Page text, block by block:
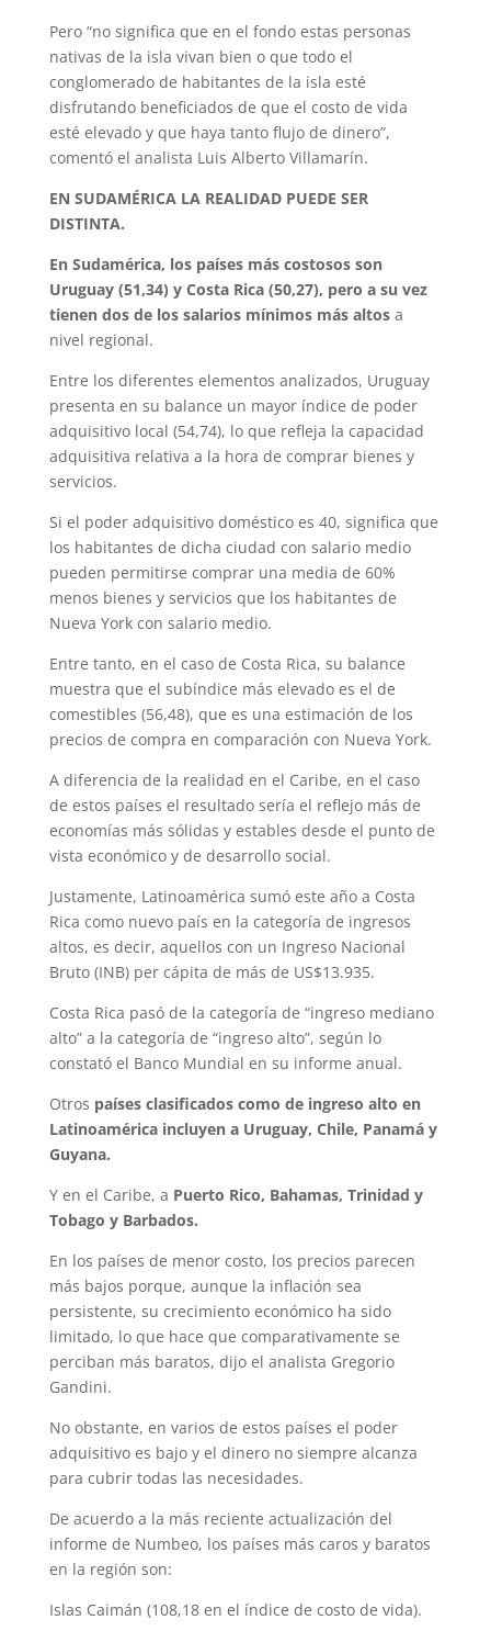
Pero “no significa que en el fondo estas personas
nativas de la isla vivan bien o que todo el
conglomerado de habitantes de la isla esté
disfrutando beneficiados de que el costo de vida
esté elevado y que haya tanto flujo de dinero”,
comentó el analista Luis Alberto Villamarín.
EN SUDAMÉRICA LA REALIDAD PUEDE SER
DISTINTA.
En Sudamérica, los países más costosos son
Uruguay (51,34) y Costa Rica (50,27), pero a su vez
tienen dos de los salarios mínimos más altosa
nivel regional.
Entre los diferentes elementos analizados, Uruguay
presenta en su balance un mayor índice de poder
adquisitivo local (54,74), lo que refleja la capacidad
adquisitiva relativa a la hora de comprar bienes y
servicios.
Si el poder adquisitivo doméstico es 40, significa que
los habitantes de dicha ciudad con salario medio
pueden permitirse comprar una media de 60%
menos bienes y servicios que los habitantes de
Nueva York con salario medio.
Entre tanto, en el caso de Costa Rica, su balance
muestra que el subíndice más elevado es el de
comestibles (56,48), que es una estimación de los
precios de compra en comparación con Nueva York.
A diferencia de la realidad en el Caribe, en el caso
de estos países el resultado sería el reflejo más de
economías más sólidas y estables desde el punto de
vista económico y de desarrollo social.
Justamente, Latinoamérica sumó este año a Costa
Rica como nuevo país en la categoría de ingresos
altos, es decir, aquellos con un Ingreso Nacional
Bruto (INB) per cápita de más de US$13.935.
Costa Rica pasó de la categoría de “ingreso mediano
alto” a la categoría de “ingreso alto”, según lo
constató el Banco Mundial en su informe anual.
Otros países clasificados como de ingreso alto en
Latinoamérica incluyen a Uruguay, Chile, Panamá y
Guyana.
Y en el Caribe, a Puerto Rico, Bahamas, Trinidad y
Tobago y Barbados.
En los países de menor costo, los precios parecen
más bajos porque, aunque la inflación sea
persistente, su crecimiento económico ha sido
limitado, lo que hace que comparativamente se
perciban más baratos, dijo el analista Gregorio
Gandini.
No obstante, en varios de estos países el poder
adquisitivo es bajo y el dinero no siempre alcanza
para cubrir todas las necesidades.
De acuerdo a la más reciente actualización del
informe de Numbeo, los países más caros y baratos
en la región son:
Islas Caimán (108,18 en el índice de costo de vida).